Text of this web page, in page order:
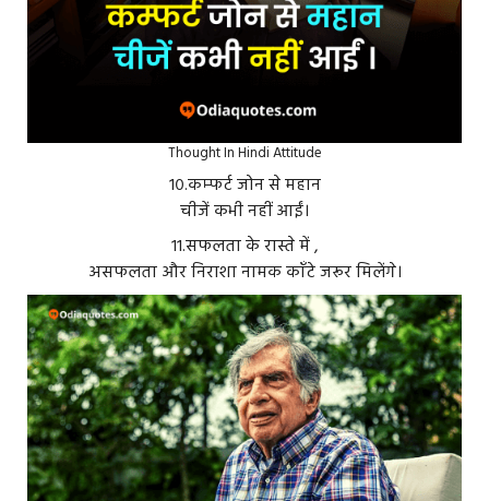
Thought In Hindi Attitude
१०.कम्फर्ट जोन से महान
चीजें कभी नहीं आईं।
११.सफलता के रास्ते में ,
असफलता और निराशा नामक काँटे जरूर मिलेंगे।